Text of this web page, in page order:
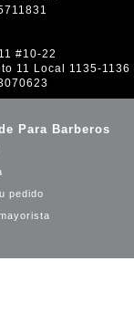
#10-22
11 Local 1135-1136
Para Barberos
pedido